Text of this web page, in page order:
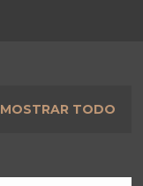
MOSTRAR TODO